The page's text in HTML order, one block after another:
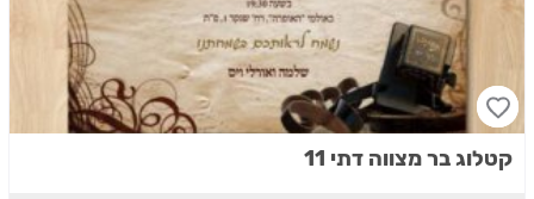
קטלוג בר מצווה דתי 11